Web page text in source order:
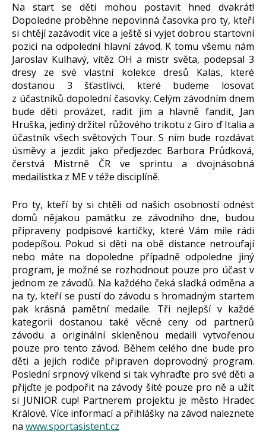
Na start se děti mohou postavit hned dvakrát!
Dopoledne proběhne nepovinná časovka pro ty, kteří
si chtějí zazávodit více a ještě si vyjet dobrou startovní
pozici na odpolední hlavní závod. K tomu všemu nám
Jaroslav Kulhavý, vítěz OH a mistr světa, podepsal 3
dresy ze své vlastní kolekce dresů Kalas, které
dostanou 3 šťastlivci, které budeme losovat
z účastníků dopolední časovky. Celým závodním dnem
bude děti provázet, radit jim a hlavně fandit, Jan
Hruška, jediný držitel růžového trikotu z Giro ď Italia a
účastník všech světových Tour. S ním bude rozdávat
úsměvy a jezdit jako předjezdec Barbora Průdková,
čerstvá Mistrně ČR ve sprintu a dvojnásobná
medailistka z ME v téže disciplíně.
Pro ty, kteří by si chtěli od našich osobností odnést
domů nějakou památku ze závodního dne, budou
připraveny podpisové kartičky, které Vám mile rádi
podepíšou. Pokud si děti na obě distance netroufají
nebo máte na dopoledne případně odpoledne jiný
program, je možné se rozhodnout pouze pro účast v
jednom ze závodů. Na každého čeká sladká odměna a
na ty, kteří se pustí do závodu s hromadným startem
pak krásná pamětní medaile. Tři nejlepší v každé
kategorii dostanou také věcné ceny od partnerů
závodu a originální skleněnou medaili vytvořenou
pouze pro tento závod. Během celého dne bude pro
děti a jejich rodiče připraven doprovodný program.
Poslední srpnový víkend si tak vyhraďte pro své děti a
přijďte je podpořit na závody šité pouze pro ně a užít
si JUNIOR cup! Partnerem projektu je město Hradec
Králové. Více informací a přihlášky na závod naleznete
na www.sportasistent.cz